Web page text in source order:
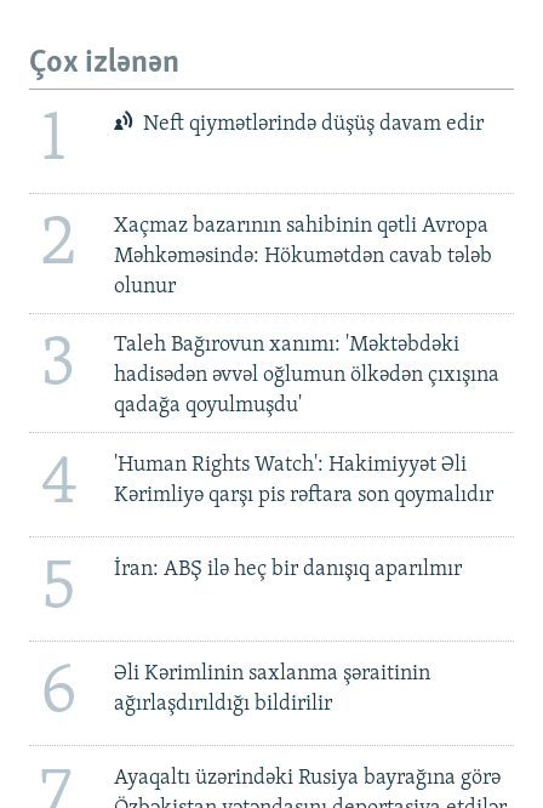
Çox izlənən
1 Neft qiymətlərində düşüş davam edir
2
Xaçmaz bazarının sahibinin qətli Avropa
Məhkəməsində: Hökumətdən cavab tələb
olunur
3
Taleh Bağırovun xanımı: 'Məktəbdəki
hadisədən əvvəl oğlumun ölkədən çıxışına
qadağa qoyulmuşdu'
4
'Human Rights Watch': Hakimiyyət Əli
Kərimliyə qarşı pis rəftara son qoymalıdır
5 İran: ABŞ ilə heç bir danışıq aparılmır
6
Əli Kərimlinin saxlanma şəraitinin
ağırlaşdırıldığı bildirilir
Ayaqaltı üzərindəki Rusiya bayrağına görə